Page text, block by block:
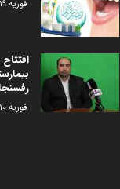
فوریه 19, 2026
فوریه 10, 2026